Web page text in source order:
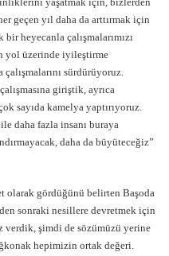
geçen yıl daha da arttırmak için
heyecanla çalışmalarımızı
yol üzerinde iyileştirme
çalışmalarını sürdürüyoruz.
giriştik, ayrıca
sayıda kamelya yaptırıyoruz.
ile daha fazla insanı buraya
daha da büyüteceğiz”
olarak gördüğünü belirten Başoda
sonraki nesillere devretmek için
verdik, şimdi de sözümüzü yerine
hepimizin ortak değeri.